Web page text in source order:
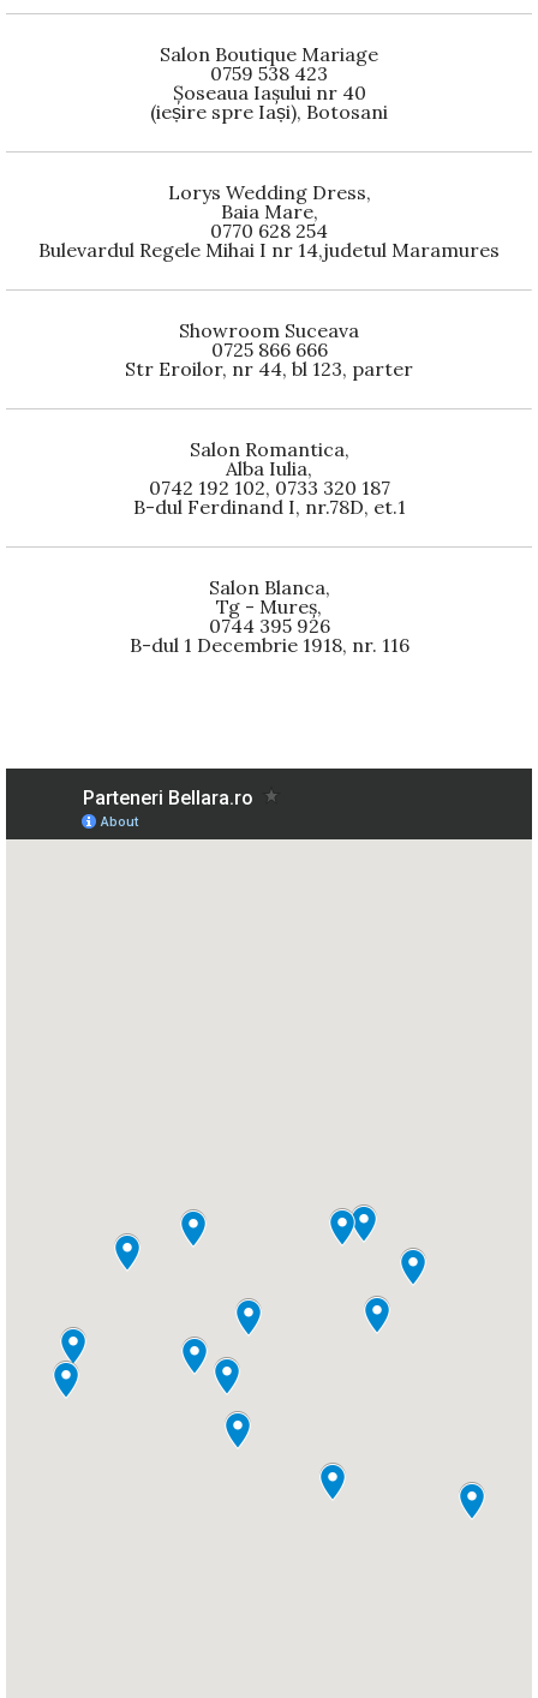
Salon Boutique Mariage
0759 538 423
Șoseaua Iașului nr 40
(ieșire spre Iași), Botosani
Lorys Wedding Dress,
Baia Mare,
0770 628 254
Bulevardul Regele Mihai I nr 14,judetul Maramures
Showroom Suceava
0725 866 666
Str Eroilor, nr 44, bl 123, parter
Salon Romantica,
Alba Iulia,
0742 192 102, 0733 320 187
B-dul Ferdinand I, nr.78D, et.1
Salon Blanca,
Tg - Mureș,
0744 395 926
B-dul 1 Decembrie 1918, nr. 116